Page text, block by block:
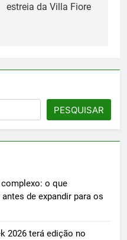
estreia da Villa Fiore
PESQUISAR
o que
de expandir para os
2026 terá edição no